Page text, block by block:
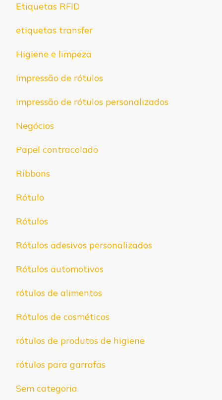
Etiquetas RFID
etiquetas transfer
Higiene e limpeza
Impressão de rótulos
impressão de rótulos personalizados
Negócios
Papel contracolado
Ribbons
Rótulo
Rótulos
Rótulos adesivos personalizados
Rótulos automotivos
rótulos de alimentos
Rótulos de cosméticos
rótulos de produtos de higiene
rótulos para garrafas
Sem categoria